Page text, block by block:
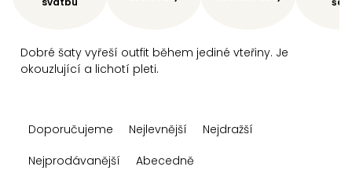
Dobré šaty vyřeší outfit během jediné vteřiny. Je
okouzlující a lichotí pleti.
aDoporučujeme Nejlevnější
Nejdražší
Nejprodávanější
Abecedně